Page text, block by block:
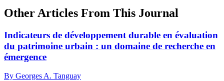
Other Articles From This Journal
Indicateurs de développement durable en évaluation
du patrimoine urbain : un domaine de recherche en
émergence
By Georges A. Tanguay